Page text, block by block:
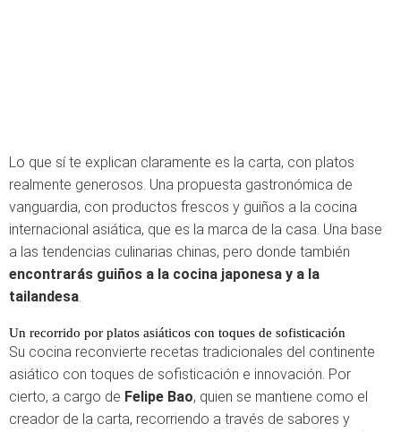
Lo que sí te explican claramente es la carta, con platos
realmente generosos. Una propuesta gastronómica de
vanguardia, con productos frescos y guiños a la cocina
internacional asiática, que es la marca de la casa. Una base
a las tendencias culinarias chinas, pero donde también
encontrarás guiños a la cocina japonesa y a la
tailandesa.
Un recorrido por platos asiáticos con toques de sofisticación
Su cocina reconvierte recetas tradicionales del continente
asiático con toques de sofisticación e innovación. Por
cierto, a cargo de Felipe Bao, quien se mantiene como el
creador de la carta, recorriendo a través de sabores y